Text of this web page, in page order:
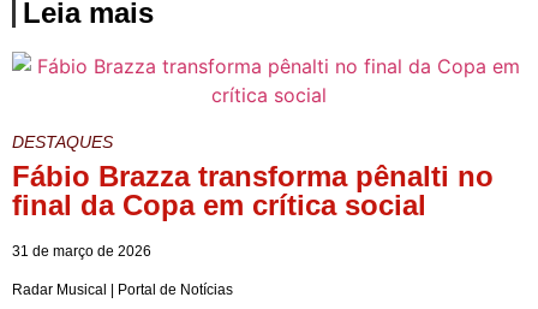
Leia mais
DESTAQUES
Fábio Brazza transforma pênalti no
final da Copa em crítica social
31 de março de 2026
Radar Musical | Portal de Notícias